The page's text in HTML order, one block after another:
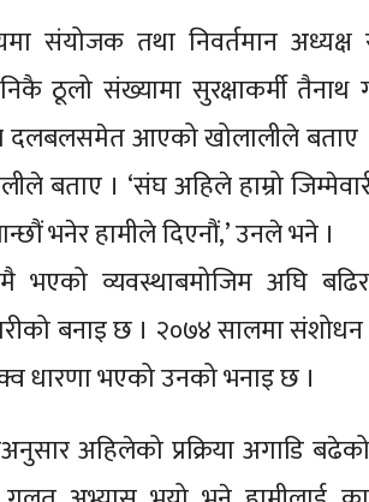
संयोजक तथा निवर्तमान अध्यक्ष
ठूलो संख्यामा सुरक्षाकर्मी तैनाथ
दलबलसमेत आएको खोलालीले बताए
बताए । ‘संघ अहिले हाम्रो
भनेर हामीले दिएनौं,’ उनले भने ।
व्यवस्थाबमोजिम अघि
बनाइ छ । २०७४ सालमा
धारणा भएको उनको भनाइ छ ।
अहिलेको प्रक्रिया अगाडि